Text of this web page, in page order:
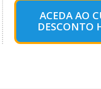
ACEDA AO
DESCONTO